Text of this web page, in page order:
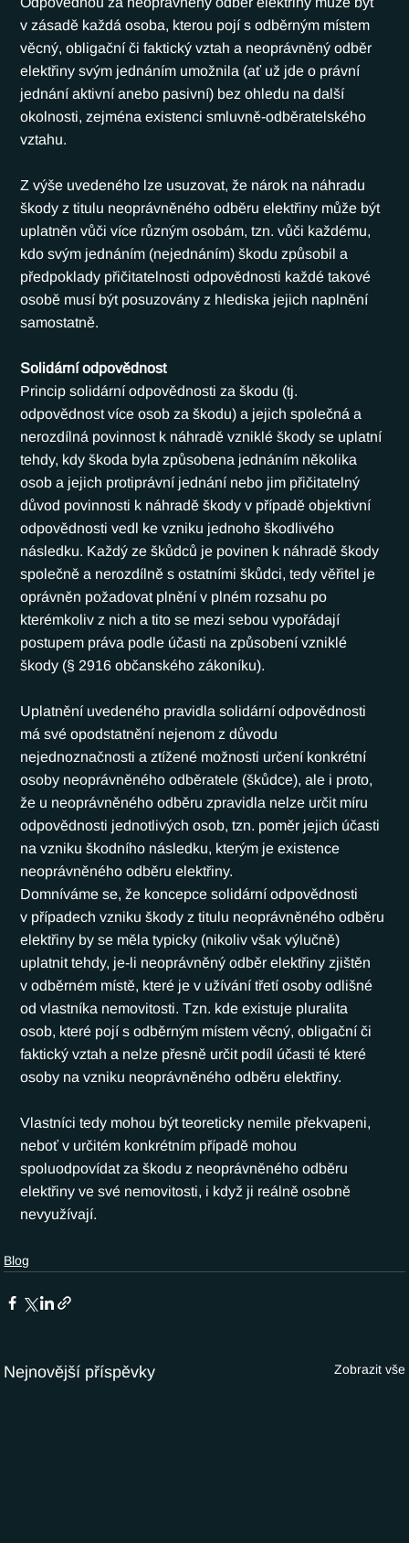
v zásadě každá osoba, kterou pojí s odběrným místem
věcný, obligační či faktický vztah a neoprávněný odběr
elektřiny svým jednáním umožnila (ať už jde o právní
jednání aktivní anebo pasivní) bez ohledu na další
okolnosti, zejména existenci smluvně-odběratelského
vztahu.
Z výše uvedeného lze usuzovat, že nárok na náhradu
škody z titulu neoprávněného odběru elektřiny může být
uplatněn vůči více různým osobám, tzn. vůči každému,
kdo svým jednáním (nejednáním) škodu způsobil a
předpoklady přičitatelnosti odpovědnosti každé takové
osobě musí být posuzovány z hlediska jejich naplnění
samostatně.
Solidární odpovědnost
Princip solidární odpovědnosti za škodu (tj.
odpovědnost více osob za škodu) a jejich společná a
nerozdílná povinnost k náhradě vzniklé škody se uplatní
tehdy, kdy škoda byla způsobena jednáním několika
osob a jejich protiprávní jednání nebo jim přičitatelný
důvod povinnosti k náhradě škody v případě objektivní
odpovědnosti vedl ke vzniku jednoho škodlivého
následku. Každý ze škůdců je povinen k náhradě škody
společně a nerozdílně s ostatními škůdci, tedy věřitel je
oprávněn požadovat plnění v plném rozsahu po
kterémkoliv z nich a tito se mezi sebou vypořádají
postupem práva podle účasti na způsobení vzniklé
škody (§ 2916 občanského zákoníku).
Uplatnění uvedeného pravidla solidární odpovědnosti
má své opodstatnění nejenom z důvodu
nejednoznačnosti a ztížené možnosti určení konkrétní
osoby neoprávněného odběratele (škůdce), ale i proto,
že u neoprávněného odběru zpravidla nelze určit míru
odpovědnosti jednotlivých osob, tzn. poměr jejich účasti
na vzniku škodního následku, kterým je existence
neoprávněného odběru elektřiny.
Domníváme se, že koncepce solidární odpovědnosti
v případech vzniku škody z titulu neoprávněného odběru
elektřiny by se měla typicky (nikoliv však výlučně)
uplatnit tehdy, je-li neoprávněný odběr elektřiny zjištěn
v odběrném místě, které je v užívání třetí osoby odlišné
od vlastníka nemovitosti. Tzn. kde existuje pluralita
osob, které pojí s odběrným místem věcný, obligační či
faktický vztah a nelze přesně určit podíl účasti té které
osoby na vzniku neoprávněného odběru elektřiny.
Vlastníci tedy mohou být teoreticky nemile překvapeni,
neboť v určitém konkrétním případě mohou
spoluodpovídat za škodu z neoprávněného odběru
elektřiny ve své nemovitosti, i když ji reálně osobně
nevyužívají.
Blog
Nejnovější příspěvky Zobrazit vše